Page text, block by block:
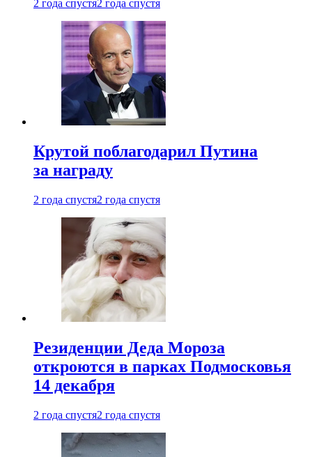
2 года спустя2 года спустя
Крутой поблагодарил Путина
за награду
2 года спустя2 года спустя
Резиденции Деда Мороза
откроются в парках Подмосковья
14 декабря
2 года спустя2 года спустя